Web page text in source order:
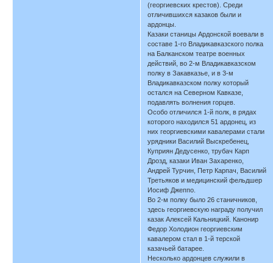
(георгиевских крестов). Среди
отличившихся казаков были и
ардонцы.
Казаки станицы Ардонской воевали в
составе 1-го Владикавказского полка
на Балканском театре военных
действий, во 2-м Владикавказском
полку в Закавказье, и в 3-м
Владикавказском полку который
остался на Северном Кавказе,
подавлять волнения горцев.
Особо отличился 1-й полк, в рядах
которого находился 51 ардонец, из
них георгиевскими кавалерами стали
урядники Василий Выскребенец,
Куприян Дедусенко, трубач Карп
Дрозд, казаки Иван Захаренко,
Андрей Турчин, Петр Карпач, Василий
Третьяков и медицинский фельдшер
Иосиф Джеппо.
Во 2-м полку было 26 станичников,
здесь георгиевскую награду получил
казак Алексей Кальницкий. Канонир
Федор Холодион георгиевским
кавалером стал в 1-й терской
казачьей батарее.
Несколько ардонцев служили в